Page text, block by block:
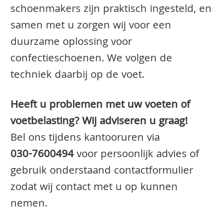
schoenmakers zijn praktisch ingesteld, en
samen met u zorgen wij voor een
duurzame oplossing voor
confectieschoenen. We volgen de
techniek daarbij op de voet.
Heeft u problemen met uw voeten of
voetbelasting? Wij adviseren u graag!
Bel ons tijdens kantooruren via
030-7600494voor persoonlijk advies of
gebruik onderstaand contactformulier
zodat wij contact met u op kunnen
nemen.